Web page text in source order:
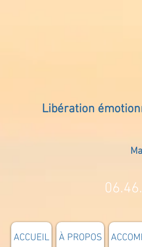
Libération
ACCUEIL À PROPOS